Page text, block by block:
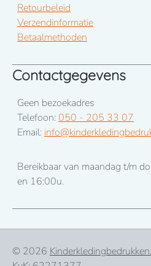
Retourbeleid
Verzendinformatie
Betaalmethoden
Contactgegevens
Geen bezoekadres
Telefoon: 050 - 205 33 07
Email:
Bereikbaar van maandag t/m
en 16:00u.
© 2026